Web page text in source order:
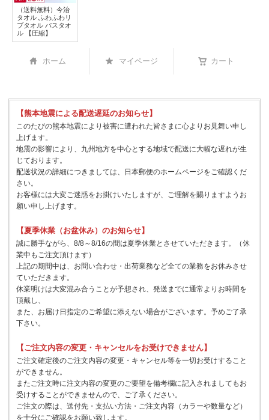
（送料無料）今治
タオル ふわふわリ
ブタオル バスタオ
ル 【圧縮】
ホーム マイページ カート
【熊本地震による配送遅延のお知らせ】
このたびの熊本地震により被害に遭われた皆さまに心よりお見舞い申し
上げます。
地震の影響により、九州地方を中心とする地域で配送に大幅な遅れが生
じております。
配送状況の詳細につきましては、日本郵便のホームページをご確認くだ
さい。
お客様には大変ご迷惑をお掛けいたしますが、ご理解を賜りますようお
願い申し上げます。
【夏季休業（お盆休み）のお知らせ】
誠に勝手ながら、8/8～8/16の間は夏季休業とさせていただきます。（休
業中もご注文頂けます）
上記の期間中は、お問い合わせ・出荷業務など全ての業務をお休みさせ
ていただきます。
休業明けは大変混み合うことが予想され、発送までに通常よりお時間を
頂戴し、
また、お届け日指定のご希望に添えない場合がございます。予めご了承
下さい。
【ご注文内容の変更・キャンセルをお受けできません】
ご注文確定後のご注文内容の変更・キャンセル等を一切お受けすること
ができません。
またご注文時に注文内容の変更のご要望を備考欄に記入されましてもお
受けすることができませんので、ご了承ください。
ご注文の際は、送付先・支払い方法・ご注文内容（カラーや数量など）
を十分にご確認をお願い致します。